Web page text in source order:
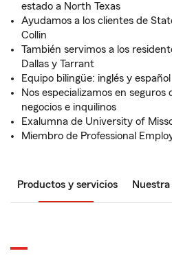
estado a North Texas
Ayudamos a los clientes de
Collin
También servimos a los
Dallas y Tarrant
Equipo bilingüe: inglés y español
Nos especializamos en seguros
negocios e inquilinos
Exalumna de University of
Miembro de Professional
Productos y servicios